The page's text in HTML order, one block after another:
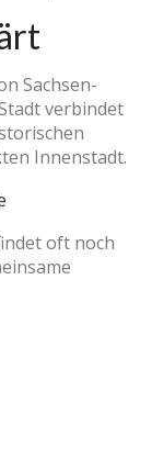
Sachsen-
verbindet
Innenstadt.
oft noch